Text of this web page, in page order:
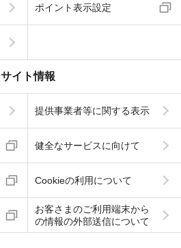
ポイント表示設定
サイト情報
提供事業者等に関する表示
健全なサービスに向けて
Cookieの利用について
お客さまのご利用端末から
の情報の外部送信について